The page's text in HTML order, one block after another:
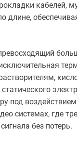
кабелей,
длине,
под
системах, где
без потерь.